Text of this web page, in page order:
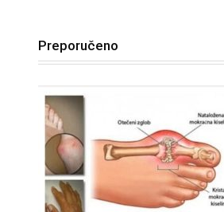
Preporučeno